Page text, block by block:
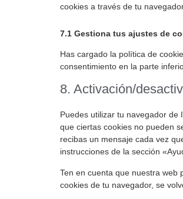
cookies a través de tu
7.1 Gestiona tus ajustes de
Has cargado la política de
consentimiento en la parte
8. Activación/
Puedes utilizar tu navegador de
que ciertas cookies no pueden
recibas un mensaje cada vez
instrucciones de la sección
Ten en cuenta que nuestra web
cookies de tu navegador, se